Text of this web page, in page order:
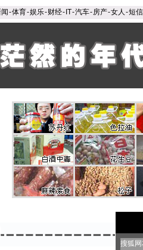
-体育-娱乐-财经- IT-汽车-房产-女人 -短信
搜狐